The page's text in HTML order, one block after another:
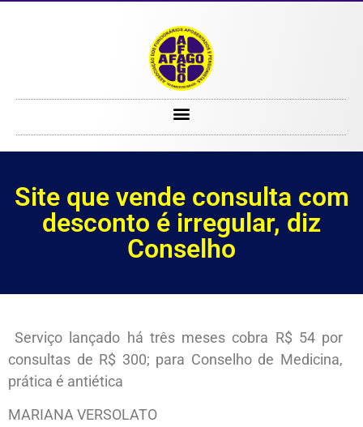
Site que vende consulta com
desconto é irregular, diz
Conselho
Serviço lançado há três meses cobra R$ 54 por
consultas de R$ 300; para Conselho de Medicina,
prática é antiética
MARIANA VERSOLATO